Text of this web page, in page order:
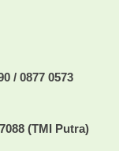
/ 0877 0573
(TMI Putra)